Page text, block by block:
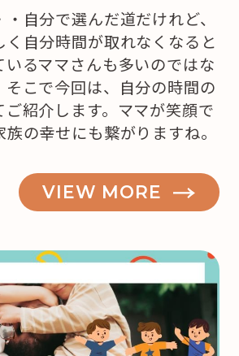
自分で選んだ道だけれど、
く自分時間が取れなくなると
いるママさんも多いのではな
そこで今回は、自分の時間の
紹介します。ママが笑顔で
の幸せにも繋がりますね。
VIEW MORE